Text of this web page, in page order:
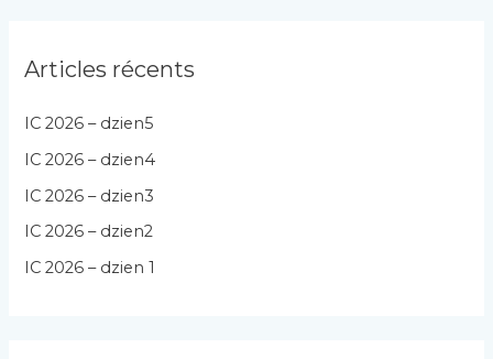
Articles récents
IC 2026 – dzien5
IC 2026 – dzien4
IC 2026 – dzien3
IC 2026 – dzien2
IC 2026 – dzien 1